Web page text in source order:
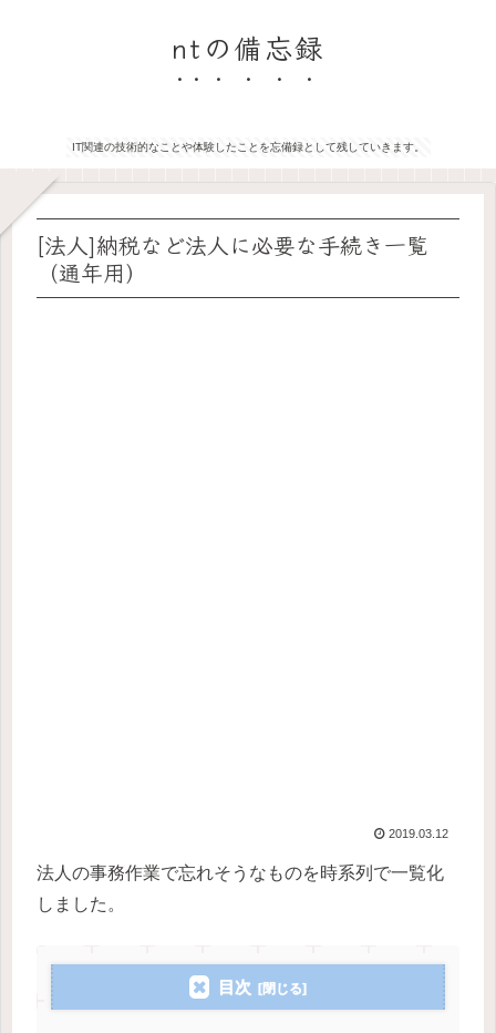
ntの備忘録
IT関連の技術的なことや体験したことを忘備録として残していきます。
[法人]納税など法人に必要な手続き一覧
（通年用）
2019.03.12
法人の事務作業で忘れそうなものを時系列で一覧化
しました。
目次